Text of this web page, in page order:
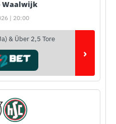
Waalwijk
| 20:00
& Über 2,5 Tore
›